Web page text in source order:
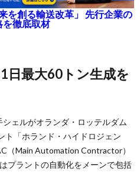
を創る輸送改革」 先行企業の
を徹底取材
ェルがオランダ・ロッテルダム
ト「ホランド・ハイドロジェン
（Main Automation Contractor）
プラントの自動化をメーンで包括